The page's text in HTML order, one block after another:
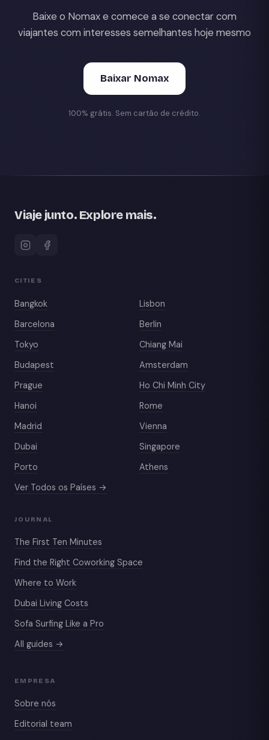
Baixe o Nomax e comece a se conectar com
viajantes com interesses semelhantes hoje mesmo
Baixar Nomax
100% grátis. Sem cartão de crédito.
Viaje junto. Explore mais.
CITIES
Bangkok
Lisbon
Barcelona
Berlin
Tokyo
Chiang Mai
Budapest
Amsterdam
Prague
Ho Chi Minh City
Hanoi
Rome
Madrid
Vienna
Dubai
Singapore
Porto
Athens
Ver Todos os Países →
JOURNAL
The First Ten Minutes
Find the Right Coworking Space
Where to Work
Dubai Living Costs
Sofa Surfing Like a Pro
All guides →
EMPRESA
Sobre nós
Editorial team